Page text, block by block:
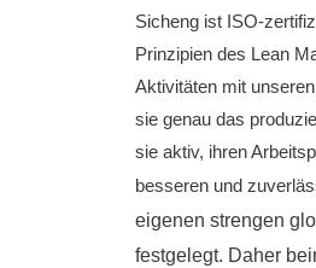
Sicheng ist ISO-
Prinzipien des Lean
Aktivitäten mit
sie genau das
sie aktiv, ihren
besseren und
eigenen strengen
festgelegt. Daher